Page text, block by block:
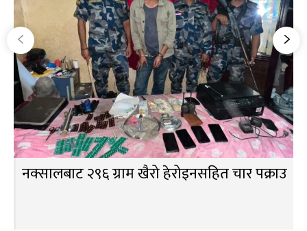
नक्सालबाट २९६ ग्राम खैरो हेरोइनसहित चार पक्राउ